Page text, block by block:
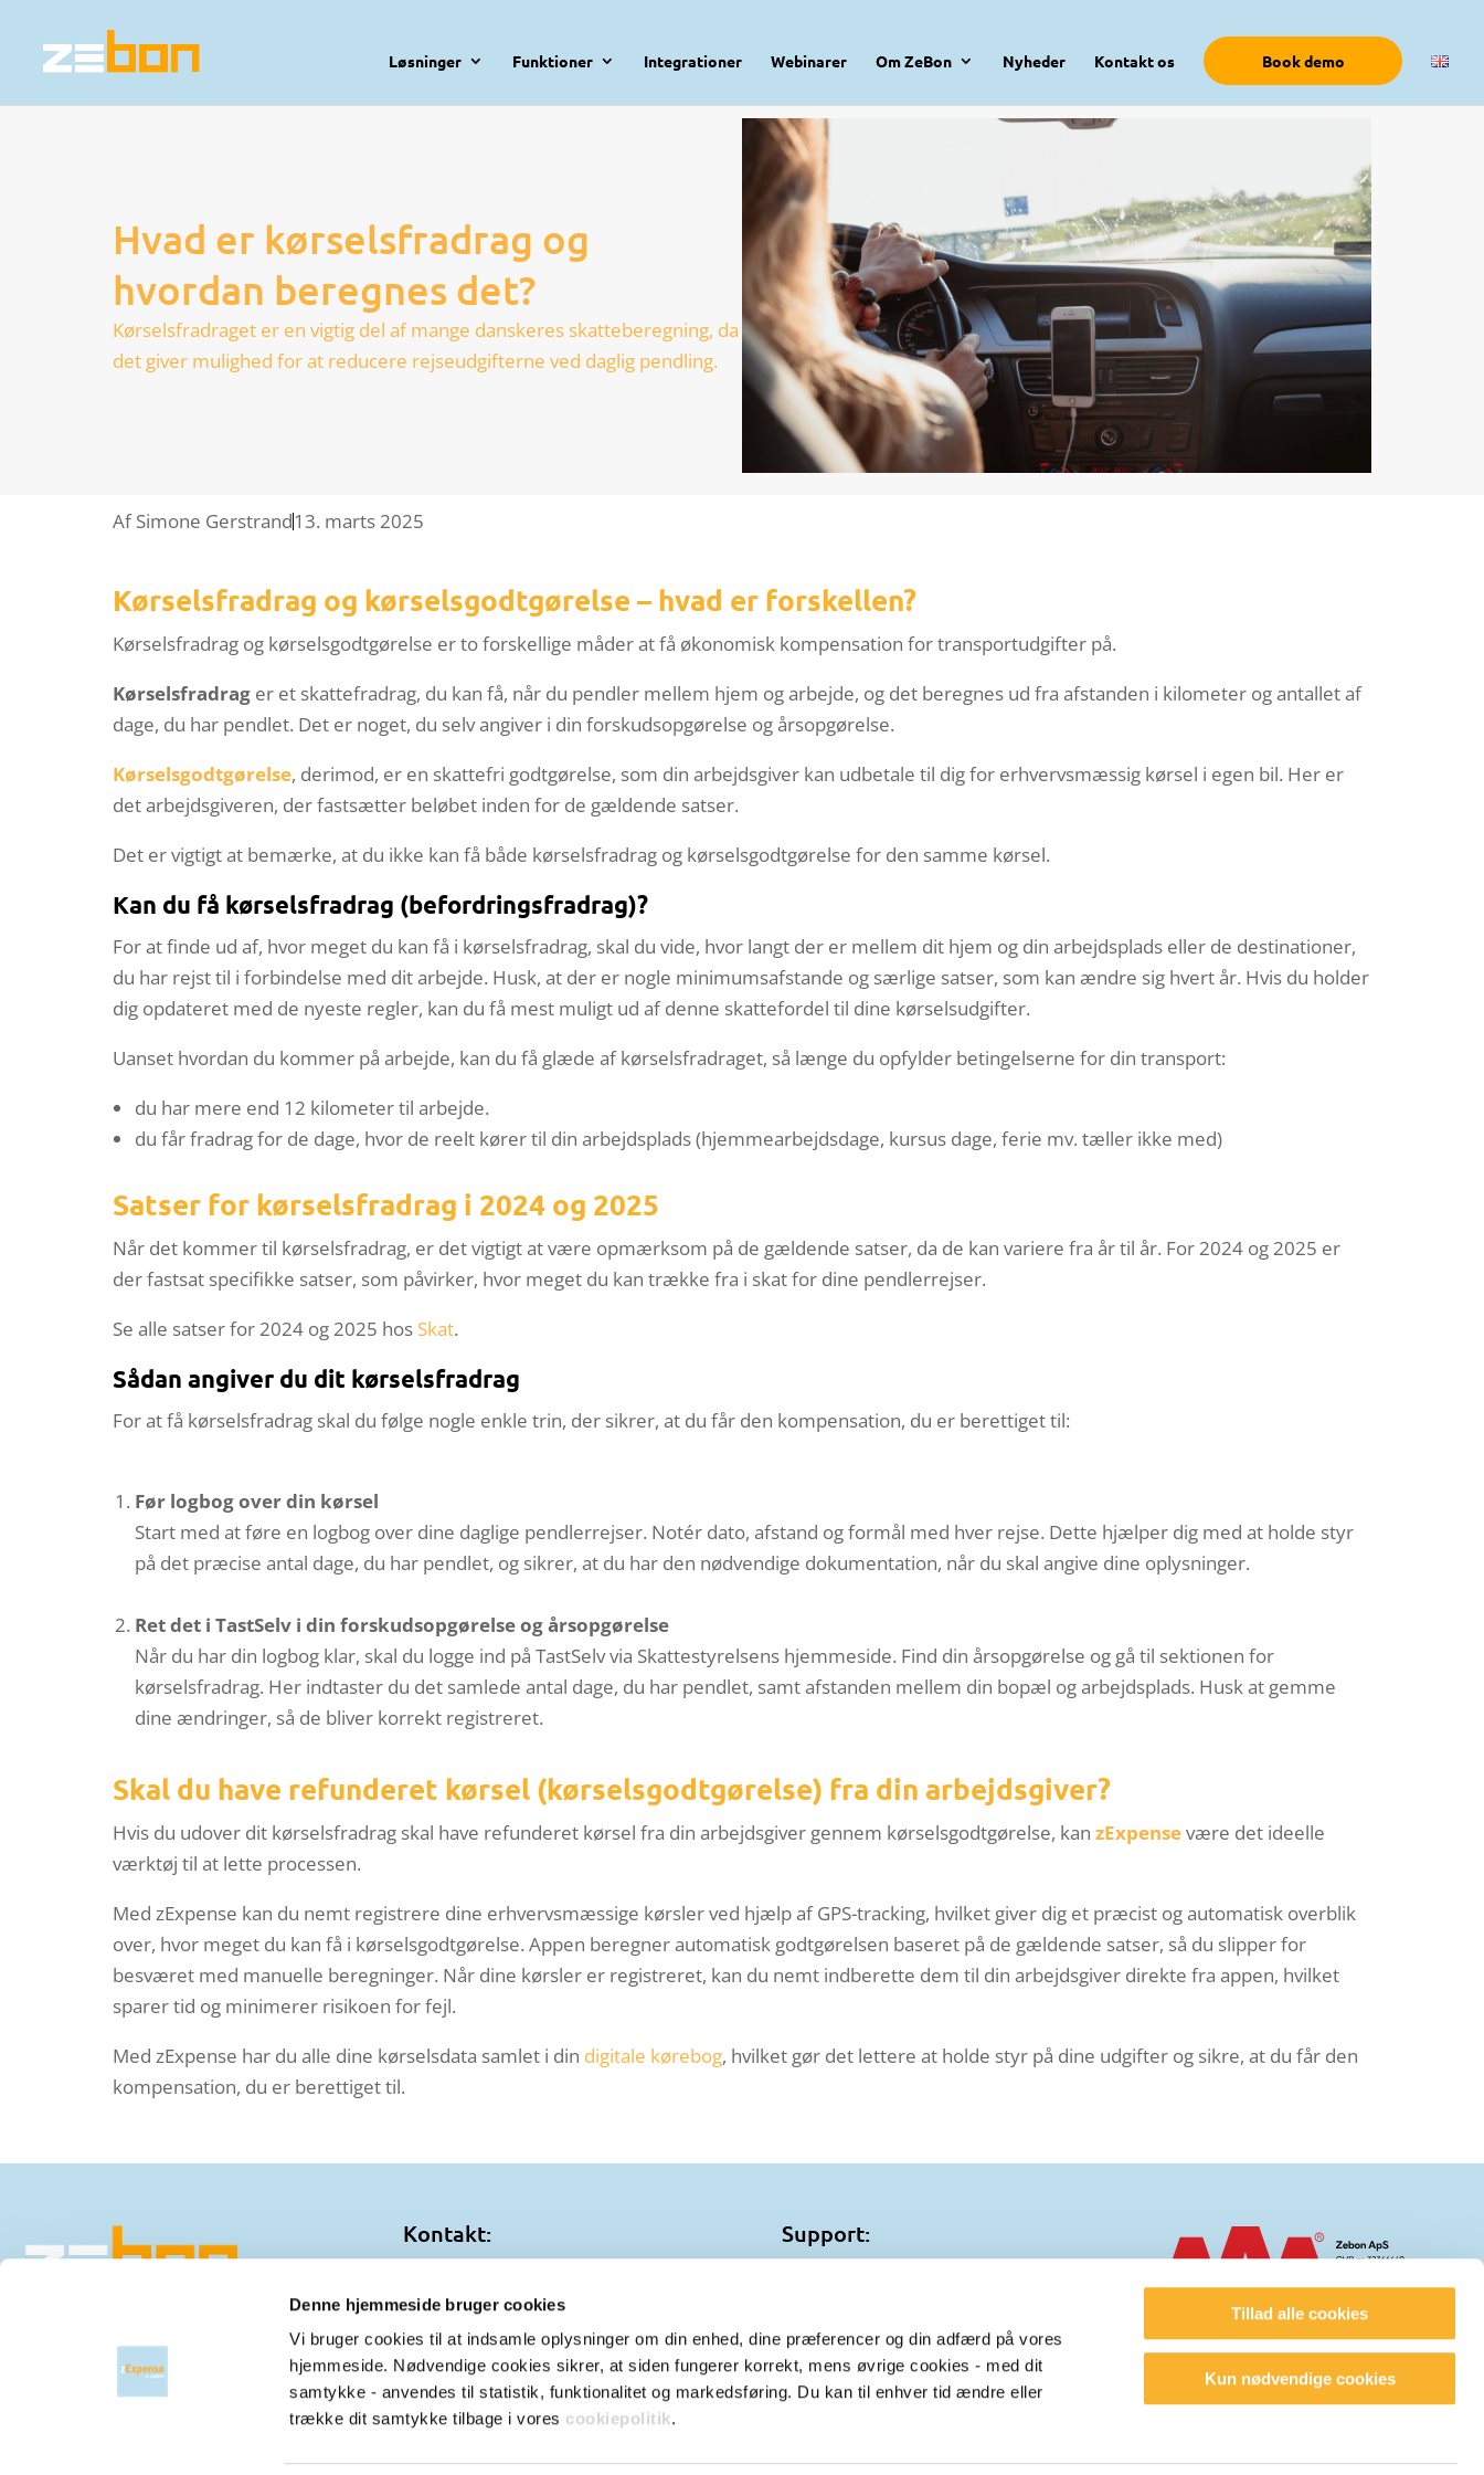
Denne hjemmeside bruger cookies
Vi bruger cookies til at indsamle oplysninger om din enhed, dine præferencer og din adfærd på vores
hjemmeside. Nødvendige cookies sikrer, at siden fungerer korrekt, mens øvrige cookies - med dit
samtykke - anvendes til statistik, funktionalitet og markedsføring. Du kan til enhver tid ændre eller
trække dit samtykke tilbage i vores cookiepolitik.
Tillad alle cookies
Kun nødvendige cookies
Løsninger Funktioner Integrationer Webinarer Om ZeBon Nyheder Kontakt os Book demo
Hvad er kørselsfradrag og
hvordan beregnes det?
Kørselsfradraget er en vigtig del af mange danskeres skatteberegning, da
det giver mulighed for at reducere rejseudgifterne ved daglig pendling.
AfSimone Gerstrand13. marts 2025
Kørselsfradrag og kørselsgodtgørelse – hvad er forskellen?
Kørselsfradrag og kørselsgodtgørelse er to forskellige måder at få økonomisk kompensation for transportudgifter på.
Kørselsfradrag er et skattefradrag, du kan få, når du pendler mellem hjem og arbejde, og det beregnes ud fra afstanden i kilometer og antallet af
dage, du har pendlet. Det er noget, du selv angiver i din forskudsopgørelse og årsopgørelse.
Kørselsgodtgørelse, derimod, er en skattefri godtgørelse, som din arbejdsgiver kan udbetale til dig for erhvervsmæssig kørsel i egen bil. Her er
det arbejdsgiveren, der fastsætter beløbet inden for de gældende satser.
Det er vigtigt at bemærke, at du ikke kan få både kørselsfradrag og kørselsgodtgørelse for den samme kørsel.
Kan du få kørselsfradrag (befordringsfradrag)?
For at finde ud af, hvor meget du kan få i kørselsfradrag, skal du vide, hvor langt der er mellem dit hjem og din arbejdsplads eller de destinationer,
du har rejst til i forbindelse med dit arbejde. Husk, at der er nogle minimumsafstande og særlige satser, som kan ændre sig hvert år. Hvis du holder
dig opdateret med de nyeste regler, kan du få mest muligt ud af denne skattefordel til dine kørselsudgifter.
Uanset hvordan du kommer på arbejde, kan du få glæde af kørselsfradraget, så længe du opfylder betingelserne for din transport:
du har mere end 12 kilometer til arbejde.
du får fradrag for de dage, hvor de reelt kører til din arbejdsplads (hjemmearbejdsdage, kursus dage, ferie mv. tæller ikke med)
Satser for kørselsfradrag i 2024 og 2025
Når det kommer til kørselsfradrag, er det vigtigt at være opmærksom på de gældende satser, da de kan variere fra år til år. For 2024 og 2025 er
der fastsat specifikke satser, som påvirker, hvor meget du kan trække fra i skat for dine pendlerrejser.
Se alle satser for 2024 og 2025 hos Skat.
Sådan angiver du dit kørselsfradrag
For at få kørselsfradrag skal du følge nogle enkle trin, der sikrer, at du får den kompensation, du er berettiget til:
Før logbog over din kørsel
Start med at føre en logbog over dine daglige pendlerrejser. Notér dato, afstand og formål med hver rejse. Dette hjælper dig med at holde styr
på det præcise antal dage, du har pendlet, og sikrer, at du har den nødvendige dokumentation, når du skal angive dine oplysninger.
Ret det i TastSelv i din forskudsopgørelse og årsopgørelse
Når du har din logbog klar, skal du logge ind på TastSelv via Skattestyrelsens hjemmeside. Find din årsopgørelse og gå til sektionen for
kørselsfradrag. Her indtaster du det samlede antal dage, du har pendlet, samt afstanden mellem din bopæl og arbejdsplads. Husk at gemme
dine ændringer, så de bliver korrekt registreret.
Skal du have refunderet kørsel (kørselsgodtgørelse) fra din arbejdsgiver?
Hvis du udover dit kørselsfradrag skal have refunderet kørsel fra din arbejdsgiver gennem kørselsgodtgørelse, kan zExpensevære det ideelle
værktøj til at lette processen.
Med zExpense kan du nemt registrere dine erhvervsmæssige kørsler ved hjælp af GPS-tracking, hvilket giver dig et præcist og automatisk overblik
over, hvor meget du kan få i kørselsgodtgørelse. Appen beregner automatisk godtgørelsen baseret på de gældende satser, så du slipper for
besværet med manuelle beregninger. Når dine kørsler er registreret, kan du nemt indberette dem til din arbejdsgiver direkte fra appen, hvilket
sparer tid og minimerer risikoen for fejl.
Med zExpense har du alle dine kørselsdata samlet i din digitale kørebog, hvilket gør det lettere at holde styr på dine udgifter og sikre, at du får den
kompensation, du er berettiget til.
Kontakt:
Nordre Strandvej 119 A
3150 Hellebæk
Telefon: +45 72 44 11 90
E-mail: mail@zebon.dk
CVR:32366449
Support:
Åbningstider:
Mandag-fredag 9.00 til 15.00